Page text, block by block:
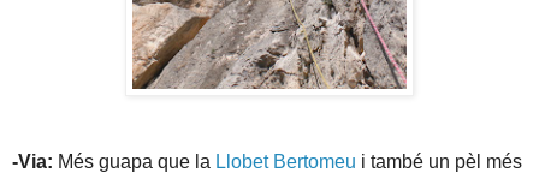
-Via: Més guapa que la Llobet Bertomeu i també un pèl més